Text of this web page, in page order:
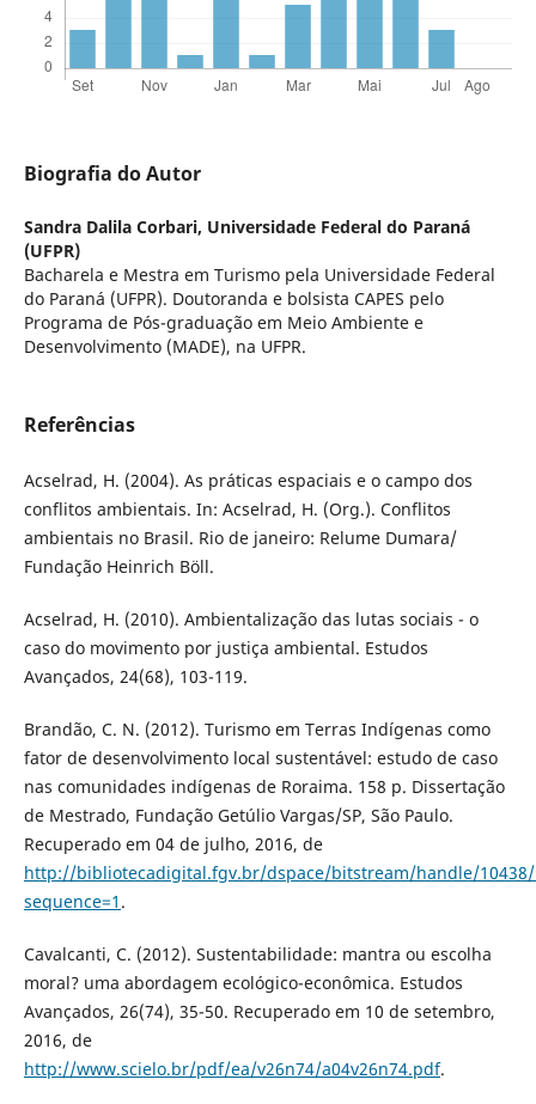
Biografia do Autor
Sandra Dalila Corbari, Universidade Federal do Paraná
(UFPR)
Bacharela e Mestra em Turismo pela Universidade Federal
do Paraná (UFPR). Doutoranda e bolsista CAPES pelo
Programa de Pós-graduação em Meio Ambiente e
Desenvolvimento (MADE), na UFPR.
Referências
Acselrad, H. (2004). As práticas espaciais e o campo dos
conflitos ambientais. In: Acselrad, H. (Org.). Conflitos
ambientais no Brasil. Rio de janeiro: Relume Dumara/
Fundação Heinrich Böll.
Acselrad, H. (2010). Ambientalização das lutas sociais - o
caso do movimento por justiça ambiental. Estudos
Avançados, 24(68), 103-119.
Brandão, C. N. (2012). Turismo em Terras Indígenas como
fator de desenvolvimento local sustentável: estudo de caso
nas comunidades indígenas de Roraima. 158 p. Dissertação
de Mestrado, Fundação Getúlio Vargas/SP, São Paulo.
Recuperado em 04 de julho, 2016, de
http://bibliotecadigital.fgv.br/dspace/bitstream/handle/10438/
sequence=1 .
Cavalcanti, C. (2012). Sustentabilidade: mantra ou escolha
moral? uma abordagem ecológico-econômica. Estudos
Avançados, 26(74), 35-50. Recuperado em 10 de setembro,
2016, de
http://www.scielo.br/pdf/ea/v26n74/a04v26n74.pdf.